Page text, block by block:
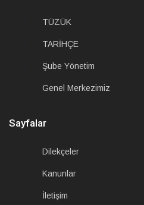
TÜZÜK
TARİHÇE
Şube Yönetim
Genel Merkezimiz
Sayfalar
Dilekçeler
Kanunlar
İletişim